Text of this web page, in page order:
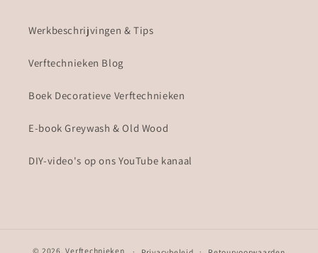
Werkbeschrijvingen & Tips
Verftechnieken Blog
Boek Decoratieve Verftechnieken
E-book Greywash & Old Wood
DIY-video's op ons YouTube kanaal